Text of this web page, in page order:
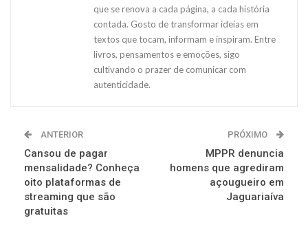
que se renova a cada página, a cada história
contada. Gosto de transformar ideias em
textos que tocam, informam e inspiram. Entre
livros, pensamentos e emoções, sigo
cultivando o prazer de comunicar com
autenticidade.
ANTERIOR
Cansou de pagar
mensalidade? Conheça
oito plataformas de
streaming que são
gratuitas
PRÓXIMO
MPPR denuncia
homens que agrediram
açougueiro em
Jaguariaíva